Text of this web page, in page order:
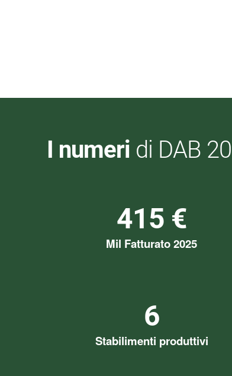
I numeri di DAB
415 €
Mil Fatturato 2025
6
Stabilimenti produttivi